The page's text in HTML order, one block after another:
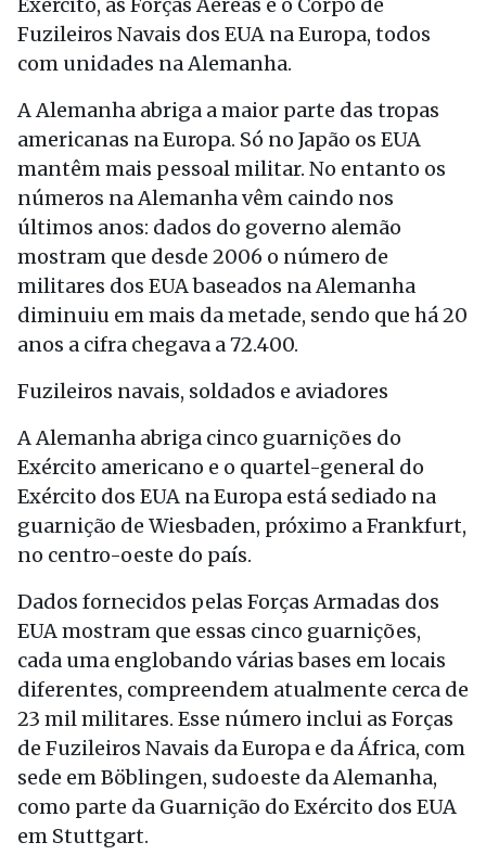
Fuzileiros Navais dos EUA na Europa, todos
com unidades na Alemanha.
A Alemanha abriga a maior parte das tropas
americanas na Europa. Só no Japão os EUA
mantêm mais pessoal militar. No entanto os
números na Alemanha vêm caindo nos
últimos anos: dados do governo alemão
mostram que desde 2006 o número de
militares dos EUA baseados na Alemanha
diminuiu em mais da metade, sendo que há 20
anos a cifra chegava a 72.400.
Fuzileiros navais, soldados e aviadores
A Alemanha abriga cinco guarnições do
Exército americano e o quartel-general do
Exército dos EUA na Europa está sediado na
guarnição de Wiesbaden, próximo a Frankfurt,
no centro-oeste do país.
Dados fornecidos pelas Forças Armadas dos
EUA mostram que essas cinco guarnições,
cada uma englobando várias bases em locais
diferentes, compreendem atualmente cerca de
23 mil militares. Esse número inclui as Forças
de Fuzileiros Navais da Europa e da África, com
sede em Böblingen, sudoeste da Alemanha,
como parte da Guarnição do Exército dos EUA
em Stuttgart.